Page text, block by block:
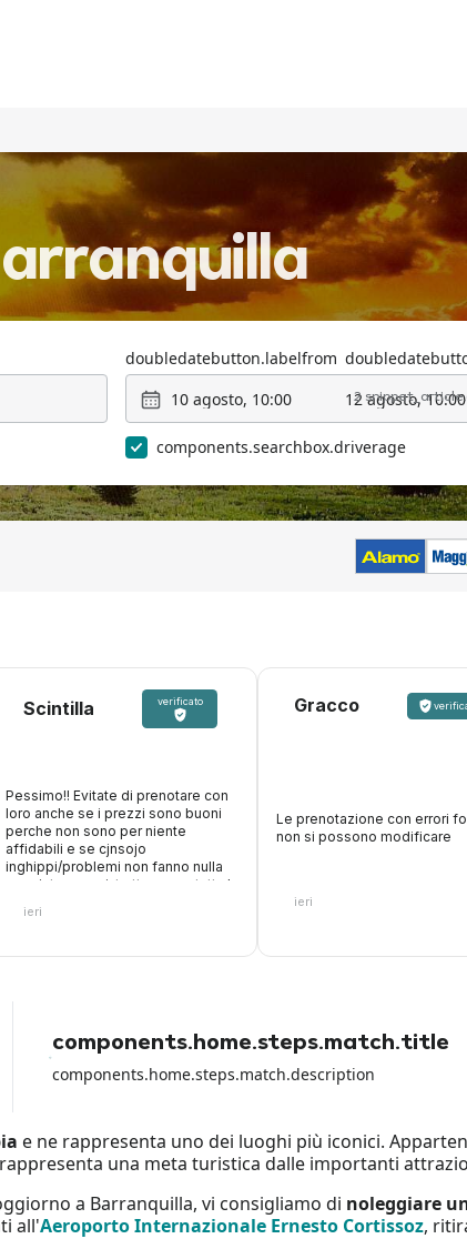
doubledatebutton.labelfrom
10 agosto, 10:00
12 agosto, 10:00
2
components.searchbox.driverage
Scintilla verificato
Pessimo!! Evitate di prenotare con
loro anche se i prezzi sono buoni
perche non sono per niente
affidabili e se cjnsojo
inghippi/problemi non fanno nulla
oer aiutare, anzi, trattengono tutta la
accettano carte di debito, paghi
accettano la carta con cui hai
loro non hanno fatto NULLA per
aiutarmi a parte girare la colpa sul
rental car dell aeroporto.
ieri
Gracco
Le prenotazione con errori
non si possono modificare
ieri
components.home.steps.match.title
components.home.steps.match.description
e ne rappresenta uno dei luoghi più iconici.
una meta turistica dalle importanti
a Barranquilla, vi consigliamo di noleggiare
all'Aeroporto Internazionale Ernesto Cortissoz,